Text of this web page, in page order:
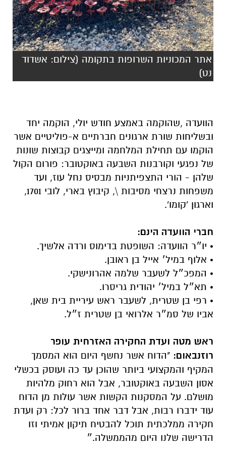
אתר המכוניות השרופות בתקומה (צילום: אשדוד
נט)
הוועדה ,שהוקמה באמצע חודש יולי, הוקמה יחד
ובשליחות שורת ארגונים חברתיים א-פוליטיים אשר
הוקמו עם תחילת המלחמה ומייצגים קבוצות שונות
של נפגעי וקורבנות השבעה באוקטובר: פורום הקול
שלהן - הורי התצפיתניות מבסיס נחל עוז, ⁠ועד
משפחות נרצחי מסיבות \, קיבוץ בארי, לובי 1701,
וארגון 'קומו'.
חברי הוועדה הינם:
• יו״ר הוועדה: השופטת בדימוס ורדה אלשיך.
• אלוף במיל׳ אייל בן ראובן.
• ⁠המפכ״ל לשעבר שלמה אהרונישקי.
• ⁠תא״ל במיל׳ יהודית גריסרו.
• רפי בן שטרית, לשעבר ראש עיריית בית שאן,
אביו של סמ״ר אלרואי בן שטרית ז״ל.
ראש מטה ועדת החקירה האזרחית עופר
רוזנבאום: "הדוח אשר נחשף היום הוא המסמך
המקיף והמקצועי ביותר שהוכן עד כה ועוסק בכשלי
אסון השבעה באוקטובר, אבל הוא רחוק מלהיות
מושלם. על המסקנות הקשות אשר עולות מן הדוח
עוד ידברו רבות, אבל דבר אחד ברור לכל: רק ועדת
חקירה ממלכתית תוכל להבטיח תיקון אמיתי וזו
הדרישה שלנו היום מהממשלה.״